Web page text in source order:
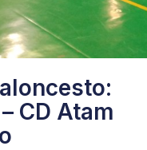
CD Atam